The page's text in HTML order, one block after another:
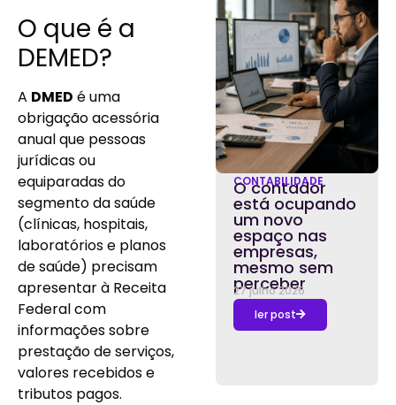
O que é a
DEMED?
A DMED é uma
obrigação acessória
anual que pessoas
jurídicas ou
equiparadas do
segmento da saúde
(clínicas, hospitais,
laboratórios e planos
de saúde) precisam
apresentar à Receita
Federal com
informações sobre
prestação de serviços,
valores recebidos e
tributos pagos.
CONTABILIDADE
O contador
está ocupando
um novo
espaço nas
empresas,
mesmo sem
perceber
27 julho 2026
ler post